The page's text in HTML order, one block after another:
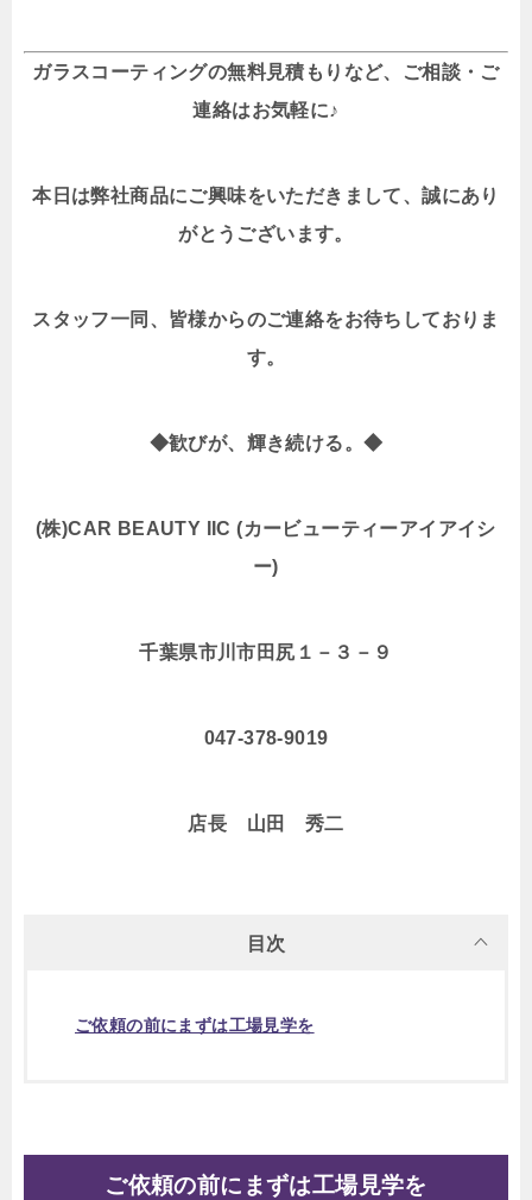
ガラスコーティングの無料見積もりなど、ご相談・ご
連絡はお気軽に♪
本日は弊社商品にご興味をいただきまして、誠にあり
がとうございます。
スタッフ一同、皆様からのご連絡をお待ちしておりま
す。
◆歓びが、輝き続ける。◆
(株)CAR BEAUTY IIC (カービューティーアイアイシ
ー)
千葉県市川市田尻１－３－９
047-378-9019
店長 山田 秀二
目次
ご依頼の前にまずは工場見学を
ご依頼の前にまずは工場見学を